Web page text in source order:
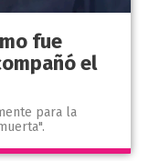
fue
el
para la